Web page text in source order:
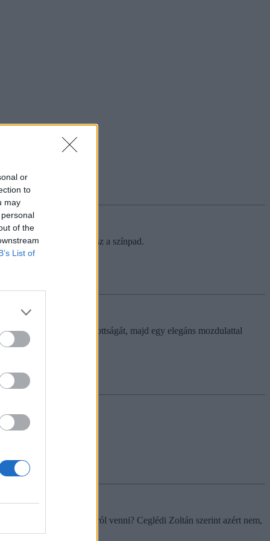
or
to
may
of the
List of
némi fény, és övék lesz a színpad.
legbizarrabb megosztottságát, majd egy elegáns mozdulattal
mindezt félvállról venni? Ceglédi Zoltán szerint azért nem,